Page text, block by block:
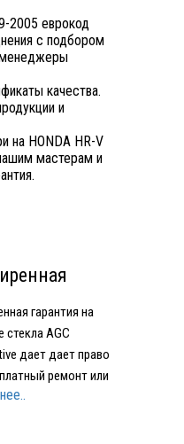
2005 еврокод
с подбором
качества.
и
на HONDA HR-V
мастерам и
гарантия на
AGC
дает дает право
ремонт или
лобовое